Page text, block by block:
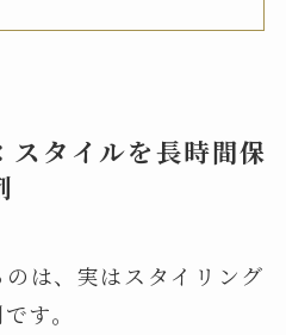
スタイルを長時間保
は、実はスタイリング
す。